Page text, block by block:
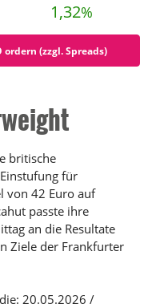
1,32%
ordern (zzgl. Spreads)
britische
für
von 42 Euro auf
passte ihre
an die Resultate
Ziele der Frankfurter
20.05.2026 /